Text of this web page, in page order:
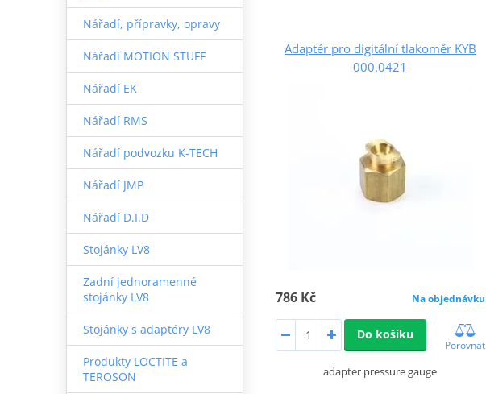
Nářadí, přípravky, opravy
Nářadí MOTION STUFF
Nářadí EK
Nářadí RMS
Nářadí podvozku K-TECH
Nářadí JMP
Nářadí D.I.D
Stojánky LV8
Zadní jednoramenné
stojánky LV8
Stojánky s adaptéry LV8
Produkty LOCTITE a
TEROSON
Adaptér pro digitální tlakoměr KYB
000.0421
786 Kč Na objednávku
Do košíku
Porovnat
adapter pressure gauge